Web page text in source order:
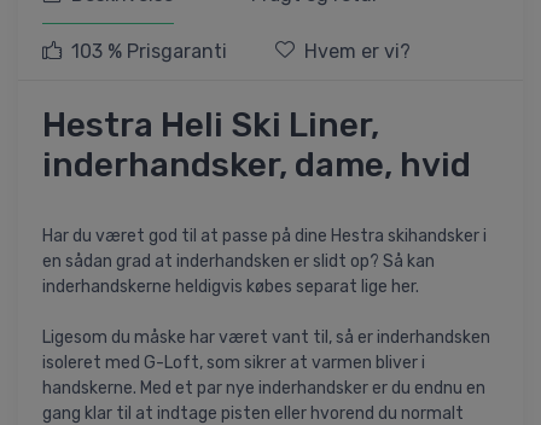
103 % Prisgaranti Hvem er vi?
Hestra Heli Ski Liner,
inderhandsker, dame, hvid
Har du været god til at passe på dine Hestra skihandsker i
en sådan grad at inderhandsken er slidt op? Så kan
inderhandskerne heldigvis købes separat lige her.
Ligesom du måske har været vant til, så er inderhandsken
isoleret med G-Loft, som sikrer at varmen bliver i
handskerne. Med et par nye inderhandsker er du endnu en
gang klar til at indtage pisten eller hvorend du normalt